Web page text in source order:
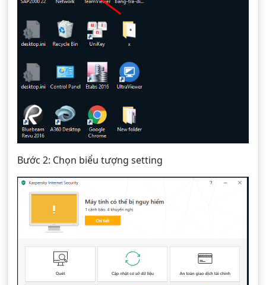
Bước 2: Chọn biểu tượng setting